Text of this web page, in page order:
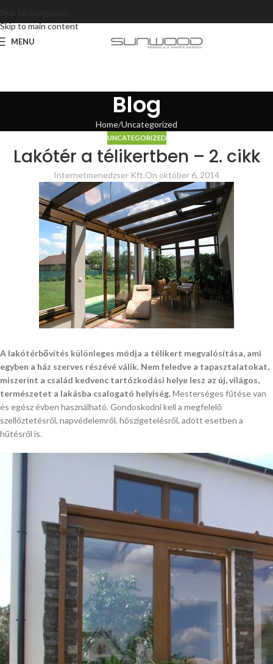
Skip to main content
MENU
Blog
Home Uncategorized
UNCATEGORIZED
Lakótér a télikertben – 2. cikk
Internetmenedzser Kft.On október 6, 2014
A lakótérbővítés különleges módja a télikert megvalósítása, ami
egyben a ház szerves részévé válik. Nem feledve a tapasztalatokat,
miszerint a család kedvenc tartózkodási helye lesz az új, világos,
természetet a lakásba csalogató helyiség.Mesterséges fűtése van
és egész évben használható. Gondoskodni kell a megfelelő
szellőztetésről, napvédelemről, hőszigetelésről, adott esetben a
hűtésről is.